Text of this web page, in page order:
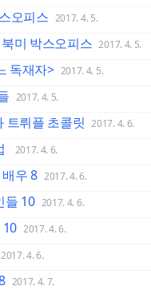
오피스 2017. 4. 5.
미 박스오피스 2017. 4. 5.
독재자> 2017. 4. 5.
2017. 4. 5.
트뤼플 초콜릿 2017. 4. 6.
2017. 4. 6.
우 8 2017. 4. 6.
들 10 2017. 4. 6.
10 2017. 4. 6.
2017. 4. 6.
2017. 4. 7.